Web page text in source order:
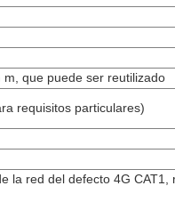
que puede ser reutilizado
requisitos particulares)
la red del defecto 4G CAT1,